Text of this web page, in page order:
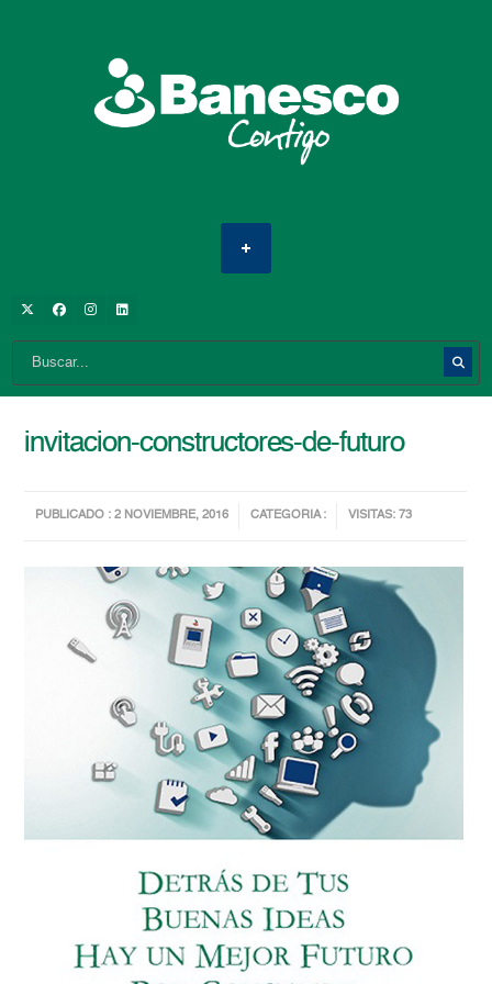
invitacion-constructores-de-futuro
PUBLICADO : 2 NOVIEMBRE, 2016 CATEGORIA : VISITAS: 73